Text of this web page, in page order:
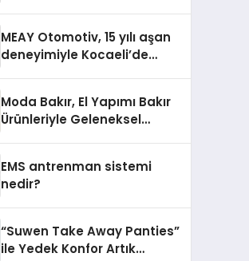
MEAY Otomotiv, 15 yılı aşan
deneyimiyle Kocaeli’de
Moda Bakır, El Yapımı Bakır
Ürünleriyle Geleneksel
EMS antrenman sistemi
nedir?
“Suwen Take Away Panties”
ile Yedek Konfor Artık